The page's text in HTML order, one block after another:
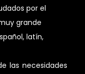
por el
grande
latín,
las necesidades